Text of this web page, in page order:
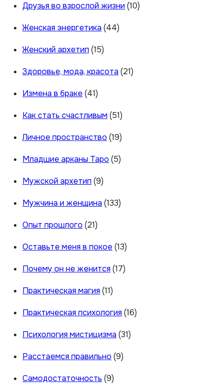
Друзья во взрослой жизни (10)
Женская энергетика (44)
Женский архетип (15)
Здоровье, мода, красота (21)
Измена в браке (41)
Как стать счастливым (51)
Личное пространство (19)
Младшие арканы Таро (5)
Мужской архетип (9)
Мужчина и женщина (133)
Опыт прошлого (21)
Оставьте меня в покое (13)
Почему он не женится (17)
Практическая магия (11)
Практическая психология (16)
Психология мистицизма (31)
Расстаемся правильно (9)
Самодостаточность (9)